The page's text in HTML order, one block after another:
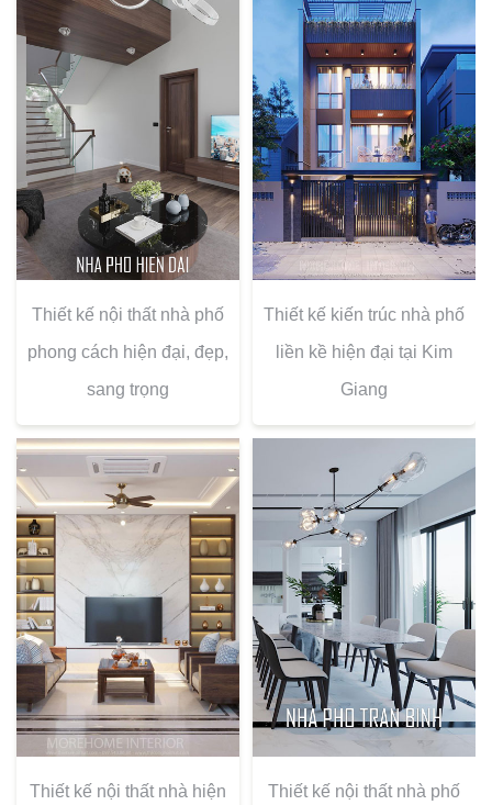
Thiết kế nội thất nhà phố
phong cách hiện đại, đẹp,
sang trọng
Thiết kế kiến trúc nhà phố
liền kề hiện đại tại Kim
Giang
Thiết kế nội thất nhà hiện
Thiết kế nội thất nhà phố